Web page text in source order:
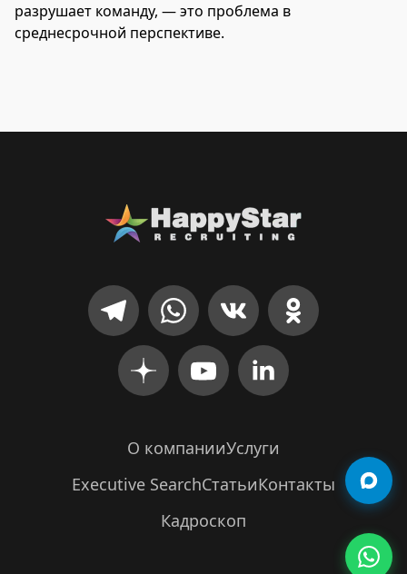
разрушает команду, — это проблема в
среднесрочной перспективе.
О компанииУслуги
Executive SearchСтатьиКонтакты
Кадроскоп